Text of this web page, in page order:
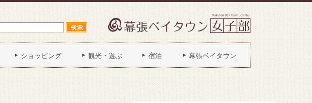
ショッピング 観光・遊ぶ 宿泊 幕張ベイタウン